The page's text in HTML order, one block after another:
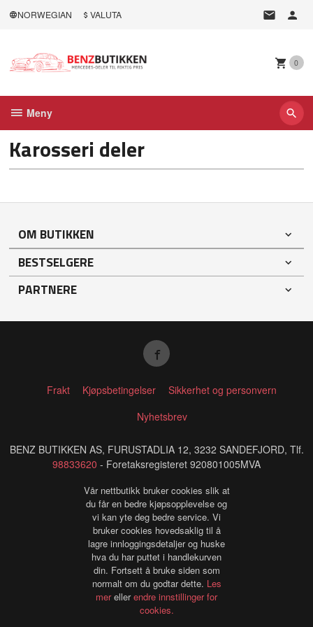
NORWEGIAN VALUTA
0
Meny
Karosseri deler
OM BUTIKKEN
BESTSELGERE
PARTNERE
Frakt Kjøpsbetingelser
Sikkerhet og personvern
Nyhetsbrev
BENZ BUTIKKEN AS, FURUSTADLIA 12, 3232 SANDEFJORD, Tlf.
98833620 - Foretaksregisteret 920801005MVA
Vår nettbutikk bruker cookies slik at
du får en bedre kjøpsopplevelse og
vi kan yte deg bedre service. Vi
bruker cookies hovedsaklig til å
lagre innloggingsdetaljer og huske
hva du har puttet i handlekurven
din. Fortsett å bruke siden som
normalt om du godtar dette. Les
merellerendre innstillinger for
cookies.